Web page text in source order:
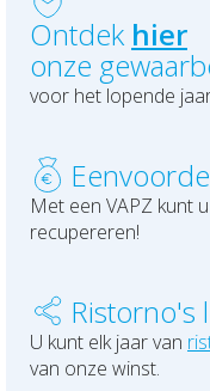
Uw financiën
Polis Check
Bedrijfsleider
Uw werven
Polis Check
Uw schadeaangifte
Ontdek hier
onze
voor het lopende
Een
Met een VAPZ kunt
recupereren!
Ristorno's
U kunt elk jaar van
van onze winst.